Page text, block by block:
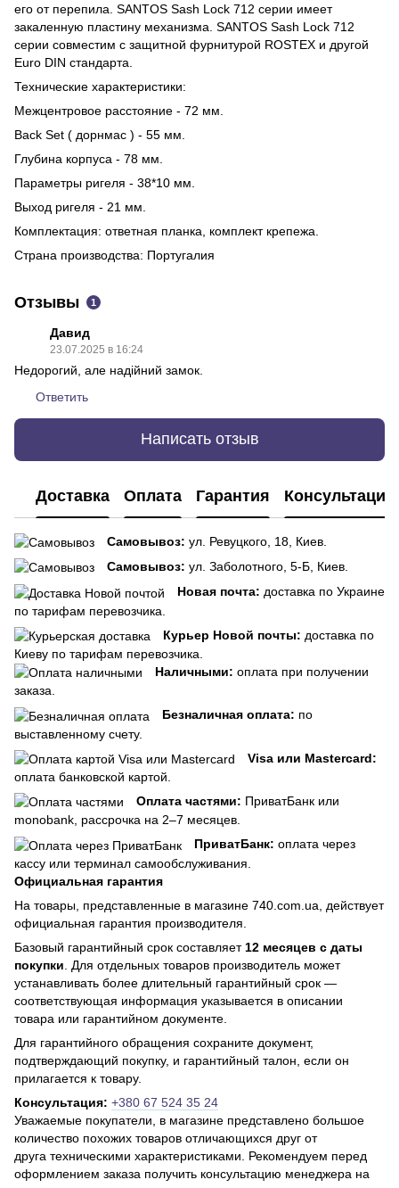
его от перепила. SANTOS Sash Lock 712 серии имеет
закаленную пластину механизма. SANTOS Sash Lock 712
серии совместим с защитной фурнитурой ROSTEX и другой
Euro DIN стандарта.
Технические характеристики:
Межцентровое расстояние - 72 мм.
Back Set ( дорнмас ) - 55 мм.
Глубина корпуса - 78 мм.
Параметры ригеля - 38*10 мм.
Выход ригеля - 21 мм.
Комплектация: ответная планка, комплект крепежа.
Страна производства: Португалия
Отзывы 1
Давид
23.07.2025 в 16:24
Недорогий, але надійний замок.
Ответить
Написать отзыв
Доставка Оплата Гарантия Консультация
Самовывоз: ул. Ревуцкого, 18, Киев.
Самовывоз: ул. Заболотного, 5-Б, Киев.
Новая почта: доставка по Украине
по тарифам перевозчика.
Курьер Новой почты: доставка по
Киеву по тарифам перевозчика.
Наличными: оплата при получении
заказа.
Безналичная оплата: по
выставленному счету.
Visa или Mastercard:
оплата банковской картой.
Оплата частями: ПриватБанк или
monobank, рассрочка на 2–7 месяцев.
ПриватБанк: оплата через
кассу или терминал самообслуживания.
Официальная гарантия
На товары, представленные в магазине 740.com.ua, действует
официальная гарантия производителя.
Базовый гарантийный срок составляет 12 месяцев с даты
покупки . Для отдельных товаров производитель может
устанавливать более длительный гарантийный срок —
соответствующая информация указывается в описании
товара или гарантийном документе.
Для гарантийного обращения сохраните документ,
подтверждающий покупку, и гарантийный талон, если он
прилагается к товару.
Консультация: +380 67 524 35 24
Уважаемые покупатели, в магазине представлено большое
количество похожих товаров отличающихся друг от
друга техническими характеристиками. Рекомендуем перед
оформлением заказа получить консультацию менеджера на